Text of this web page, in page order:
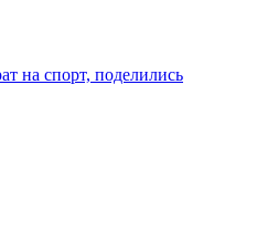
на спорт, поделились